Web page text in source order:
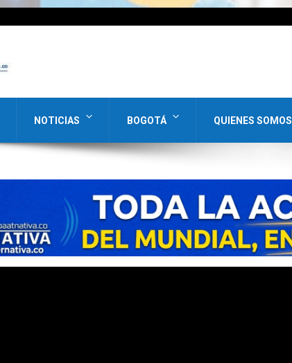
NOTICIAS BOGOTÁ QUIENES SOMOS